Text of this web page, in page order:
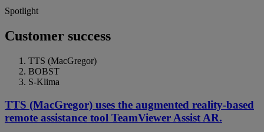
Spotlight
Customer success
TTS (MacGregor)
BOBST
S-Klima
TTS (MacGregor) uses the augmented reality-based
remote assistance tool TeamViewer Assist AR.